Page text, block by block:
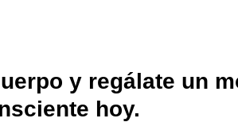
y regálate un
hoy.